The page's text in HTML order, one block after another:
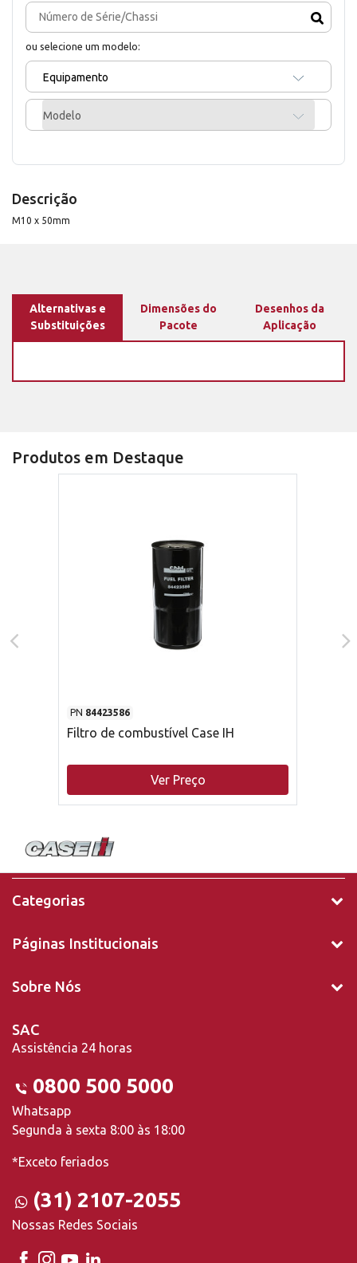
ou selecione um modelo:
Equipamento
Modelo
Descrição
M10 x 50mm
Alternativas e
Substituições
Dimensões do
Pacote
Desenhos da
Aplicação
Produtos em Destaque
PN 84423586
Filtro de combustível Case IH
Ver Preço
Categorias
Páginas Institucionais
Sobre Nós
SAC
Assistência 24 horas
0800 500 5000
Whatsapp
Segunda à sexta 8:00 às 18:00
*Exceto feriados
(31) 2107-2055
Nossas Redes Sociais